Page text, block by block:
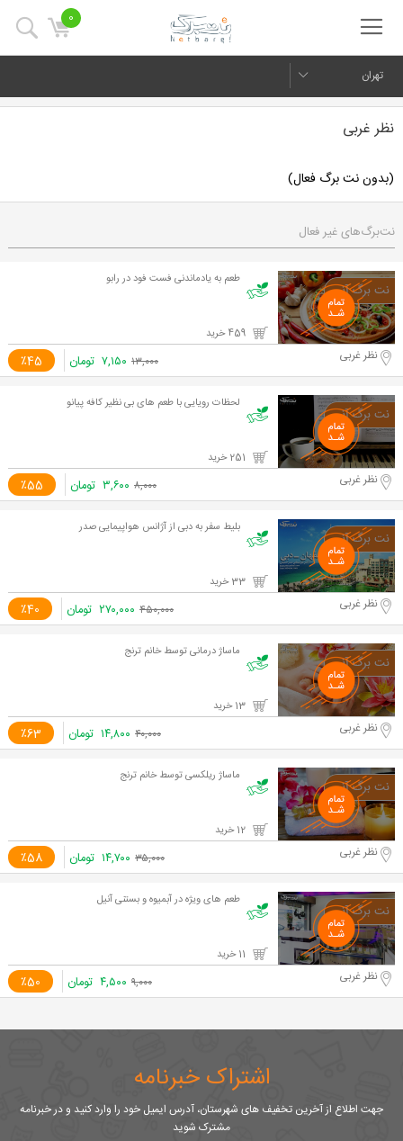
0
تهران
نظر غربی
(بدون نت برگ فعال)
نت‌برگ‌های غیر فعال
طعم به یادماندنی فست فود در رابو
٪45 نظر غربی ۱۳,۰۰۰ ۷,۱۵۰ تومان
لحظات رویایی با طعم های بی نظیر کافه پیانو
٪55 نظر غربی ۸,۰۰۰ ۳,۶۰۰ تومان
بلیط سفر به دبی از آژانس هواپیمایی صدر
٪40 نظر غربی ۴۵۰,۰۰۰ ۲۷۰,۰۰۰ تومان
ماساژ درمانی توسط خانم ترنج
٪63 نظر غربی ۴۰,۰۰۰ ۱۴,۸۰۰ تومان
ماساژ ریلکسی توسط خانم ترنج
٪58 نظر غربی ۳۵,۰۰۰ ۱۴,۷۰۰ تومان
طعم های ویژه در آبمیوه و بستنی آنیل
٪50 نظر غربی ۹,۰۰۰ ۴,۵۰۰ تومان
اشتراک خبرنامه
جهت اطلاع از آخرین تخفیف های شهرستان، آدرس ایمیل خود را وارد کنید و در خبرنامه
مشترک شوید